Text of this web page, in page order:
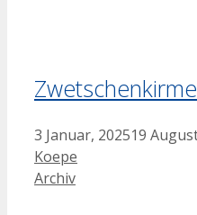
3 Januar, 202519
Koepe
Kategorien
Archiv